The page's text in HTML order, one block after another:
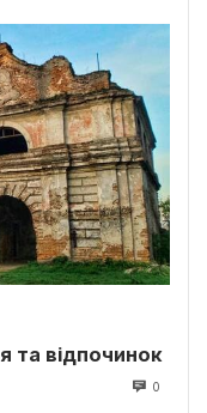
та відпочинок
0